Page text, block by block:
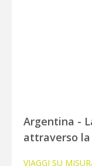
Argentina -
attraverso
VIAGGI SU